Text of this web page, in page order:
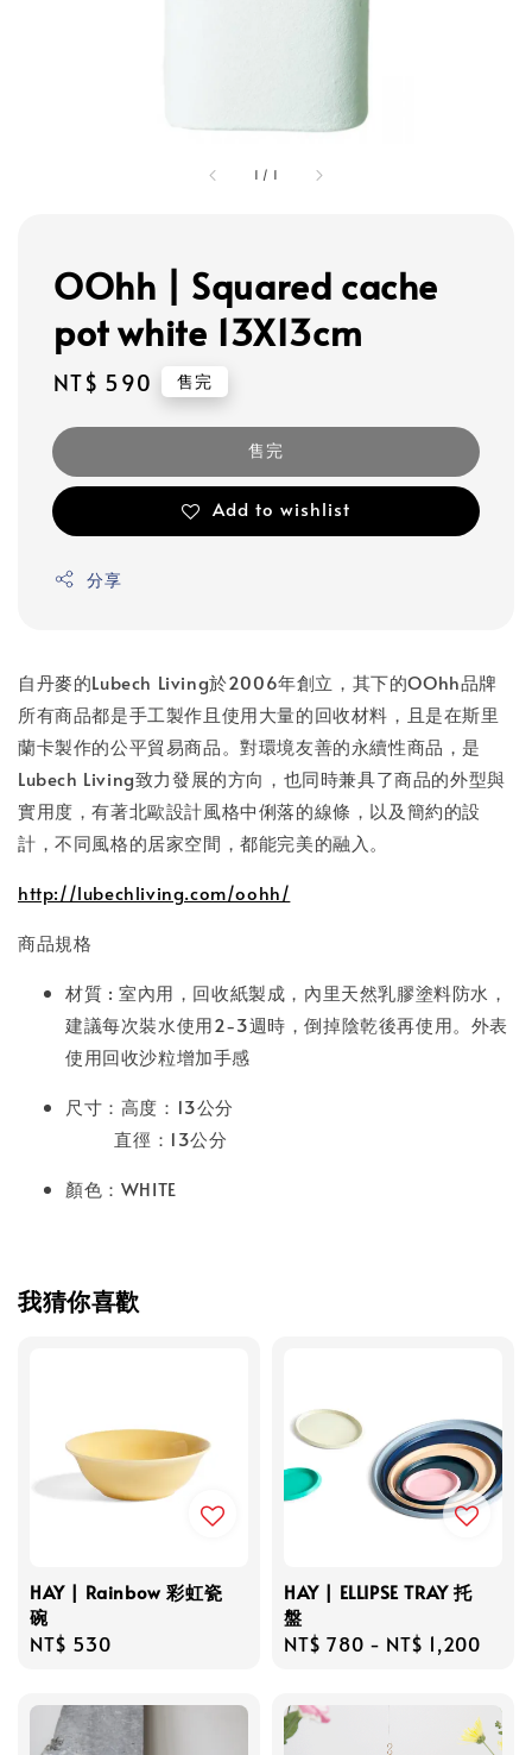
1 / 1
OOhh | Squared cache
pot white 13X13cm
Regular
NT$ 590 售完
售完
Add to wishlist
分享
自丹麥的Lubech Living於2006年創立，其下的OOhh品牌
所有商品都是手工製作且使用大量的回收材料，且是在斯里
蘭卡製作的公平貿易商品。對環境友善的永續性商品，是
Lubech Living致力發展的方向，也同時兼具了商品的外型與
實用度，有著北歐設計風格中俐落的線條，以及簡約的設
計，不同風格的居家空間，都能完美的融入。
http://lubechliving.com/oohh/
商品規格
材質 : 室內用，回收紙製成，內里天然乳膠塗料防水，
建議每次裝水使用2-3週時，倒掉陰乾後再使用。外表
使用回收沙粒增加手感
尺寸： 高度：13公分
直徑：13公分
顏色：WHITE
我猜你喜歡
HAY | Rainbow 彩虹瓷
碗
Regular
NT$ 530
HAY | ELLIPSE TRAY 托
盤
Regular
NT$ 780 - NT$ 1,200